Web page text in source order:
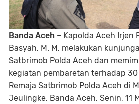
Banda Aceh – Kapolda Aceh Irjen
Basyah, M. M, melakukan
Satbrimob Polda Aceh dan
kegiatan pembaretan terhadap
Remaja Satbrimob Polda Aceh di
Jeulingke, Banda Aceh, Senin, 11